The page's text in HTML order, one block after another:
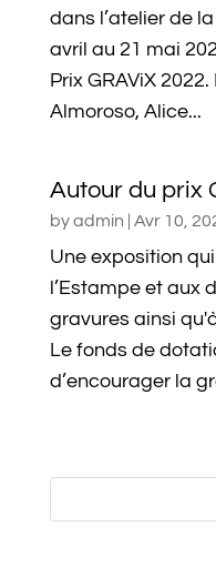
dans l’atelier de
avril au 21 mai
Prix GRAViX
Almoroso, Alice...
Autour du prix
byadmin Avr 10,
Une exposition
l’Estampe et aux
gravures ainsi
Le fonds de
d’encourager la